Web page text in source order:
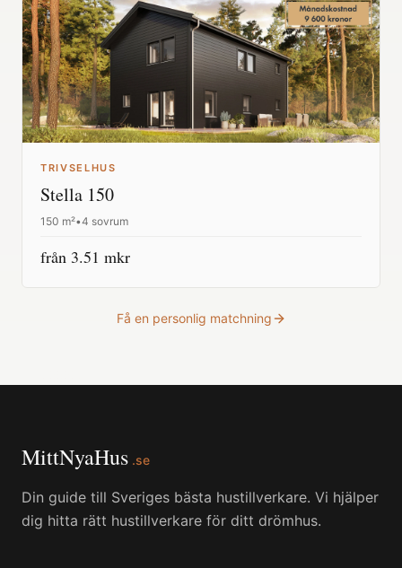
TRIVSELHUS
Stella 150
150 m²•4 sovrum
från 3.51 mkr
Få en personlig matchning
MittNyaHus .se
Din guide till Sveriges bästa hustillverkare. Vi hjälper
dig hitta rätt hustillverkare för ditt drömhus.